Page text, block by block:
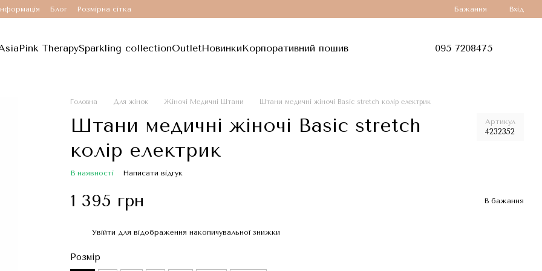
Блог Розмірна сітка Бажання Вхід
Pink TherapySparkling collectionOutletНовинкиКорпоративний пошив 095 7208475
Головна Для жінок Жіночі Медичні Штани Штани медичні жіночі Basic stretch колір електрик
Штани медичні жіночі Basic stretch
колір електрик
Артикул
4232352
В наявності Написати відгук
1 395 грн В бажання
Увійти для відображення накопичувальної знижки
Розмір